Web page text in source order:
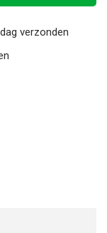
verzonden